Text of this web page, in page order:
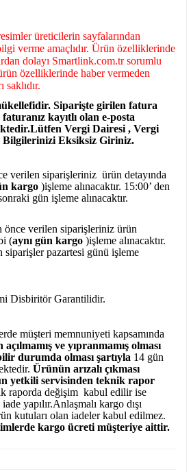
üreticilerin sayfalarından
verme amaçlıdır. Ürün özelliklerinde
dolayı Smartlink.com.tr sorumlu
özelliklerinde haber vermeden
Siparişte girilen fatura
kayıtlı olan e-posta
Vergi Dairesi , Vergi
Eksiksiz Giriniz.
verilen siparişleriniz ürün detayında
kargo )işleme alınacaktır. 15:00’ den
gün işleme alınacaktır.
önce verilen siparişleriniz ürün
(aynı gün kargo )işleme alınacaktır.
siparişler pazartesi günü işleme
Disbiritör Garantilidir.
müşteri memnuniyeti kapsamında
ve yıpranmamış olması
durumda olması şartıyla 14 gün
Ürünün arızalı çıkması
yetkiliservisinden teknik rapor
raporda değişim kabul edilir ise
yapılır.Anlaşmalı kargo dışı
kutuları olan iadeler kabul edilmez.
kargo ücreti müşteriye aittir.